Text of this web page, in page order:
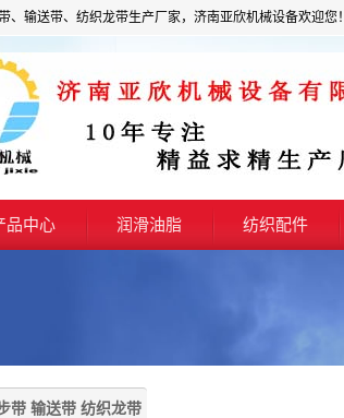
、输送带、纺织龙带生产厂家，济南亚欣机械设备欢迎您！
品中心 润滑油脂 纺织配件
带 输送带 纺织龙带